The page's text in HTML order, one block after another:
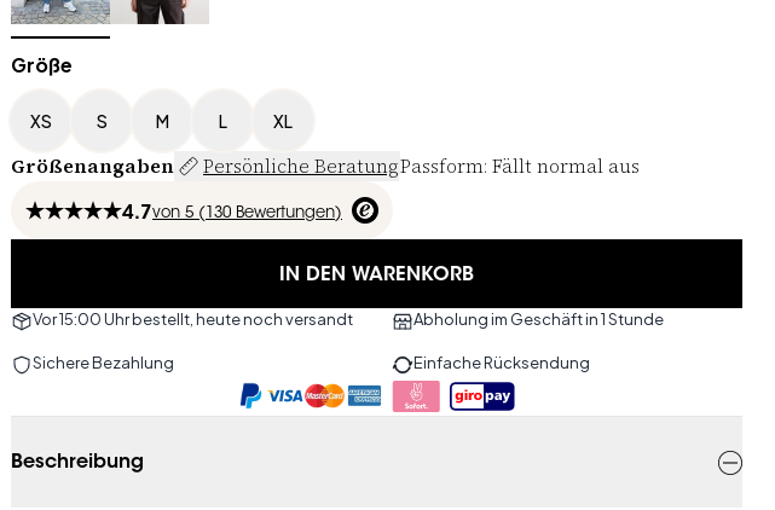
Größe
XS S M L XL
Größenangaben Persönliche BeratungPassform: Fällt normal aus
4.7von 5 ( 130 Bewertungen)
IN DEN WARENKORB
Vor 15:00 Uhr bestellt, heute noch versandt Abholung im Geschäft in 1 Stunde
Sichere Bezahlung Einfache Rücksendung
Beschreibung